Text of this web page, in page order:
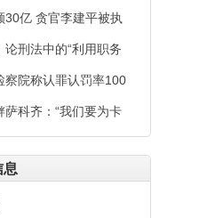
30亿 贪官李建平被执
论刑法中的“利用职务
察院称认罪认罚率100
萨科齐：“我们要为卡
息